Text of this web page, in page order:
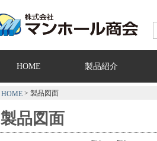
HOME 製品紹介
HOME > 製品図面
製品図面